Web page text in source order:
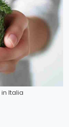
Italia